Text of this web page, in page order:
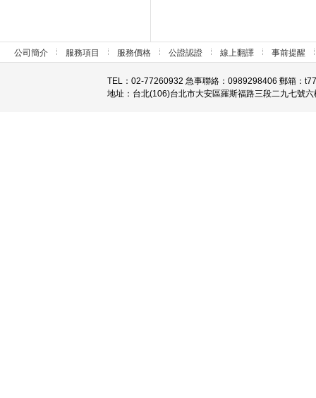
公司簡介 服務項目 服務價格 公證認證 線上翻譯 事前提醒
TEL：02-77260932 急事聯絡：0989298406 郵箱：
地址：台北(106)台北市大安區羅斯福路三段二九七號六